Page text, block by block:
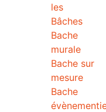
les
Bâches
Bache
murale
Bache sur
mesure
Bache